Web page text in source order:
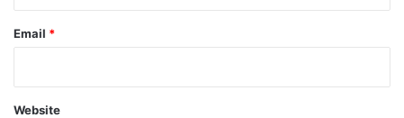
Email *
Website